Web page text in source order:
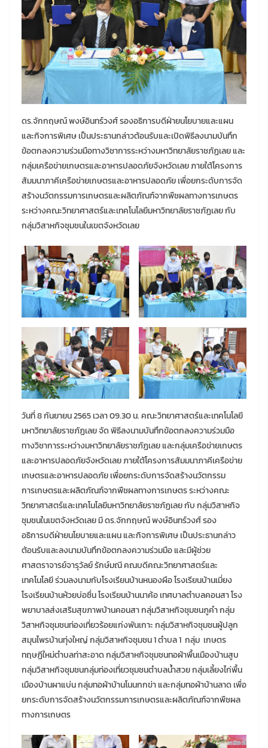
ดร.จักกฤษณ์ พงษ์อินทร์วงศ์ รองอธิการบดีฝ่ายนโยบายและแผน
และกิจการพิเศษ เป็นประธานกล่าวต้อนรับและเปิดพิธีลงนามบันทึก
ข้อตกลงความร่วมมือทางวิชาการระหว่างมหาวิทยาลัยราชภัฏเลย และ
กลุ่มเครือข่ายเกษตรและอาหารปลอดภัยจังหวัดเลย ภายใต้โครงการ
สัมมนาภาคีเครือข่ายเกษตรและอาหารปลอดภัย เพื่อยกระดับการจัด
สร้างนวัตกรรมการเกษตรและผลิตภัณฑ์จากพืชผลทางการเกษตร
ระหว่างคณะวิทยาศาสตร์และเทคโนโลยีมหาวิทยาลัยราชภัฏเลย กับ
กลุ่มวิสาหกิจชุมชนในเขตจังหวัดเลย
วันที่ 8 กันยายน 2565 เวลา 09.30 น. คณะวิทยาศาสตร์และเทคโนโลยี
มหาวิทยาลัยราชภัฏเลย จัด พิธีลงนามบันทึกข้อตกลงความร่วมมือ
ทางวิชาการระหว่างมหาวิทยาลัยราชภัฏเลย และกลุ่มเครือข่ายเกษตร
และอาหารปลอดภัยจังหวัดเลย ภายใต้โครงการสัมมนาภาคีเครือข่าย
เกษตรและอาหารปลอดภัย เพื่อยกระดับการจัดสร้างนวัตกรรม
การเกษตรและผลิตภัณฑ์จากพืชผลทางการเกษตร ระหว่างคณะ
วิทยาศาสตร์และเทคโนโลยีมหาวิทยาลัยราชภัฏเลย กับ กลุ่มวิสาหกิจ
ชุมชนในเขตจังหวัดเลย มี ดร.จักกฤษณ์ พงษ์อินทร์วงศ์ รอง
อธิการบดีฝ่ายนโยบายและแผน และกิจการพิเศษ เป็นประธานกล่าว
ต้อนรับและลงนามบันทึกข้อตกลงความร่วมมือ และมีผู้ช่วย
ศาสตราจารย์จารุวัลย์ รักษ์มณี คณบดีคณะวิทยาศาสตร์และ
เทคโนโลยี ร่วมลงนามกับโรงเรียนบ้านหนองผือ โรงเรียนบ้านเมี่ยง
โรงเรียนบ้านห้วยบ่อซื่น โรงเรียนบ้านนาค้อ เทศบาลตำบลคอนสา โรง
พยาบาลส่งเสริมสุขภาพบ้านคอนสา กลุ่มวิสาหกิจชุมชนภูคำ กลุ่ม
วิสาหกิจชุมชนท่องเที่ยวร้อยแก่งพันเกาะ กลุ่มวิสาหกิจชุมชนผู้ปลูก
สมุนไพรบ้านทุ่งใหญ่ กลุ่มวิสาหกิจชุมชน 1 ตำบล 1 กลุ่ม เกษตร
ทฤษฏีใหม่ตำบลท่าสะอาด กลุ่มวิสาหกิจชุมชนทอผ้าพื้นเมืองบ้านสูบ
กลุ่มวิสาหกิจชุมชนกลุ่มท่องเที่ยวชุมชนตำบลน้ำสวย กลุ่มเลี้ยงไก่พื้น
เมืองบ้านผาแบ่น กลุ่มทอผ้าบ้านโนนกกข่า และกลุ่มทอผ้าบ้านลาด เพื่อ
ยกระดับการจัดสร้างนวัตกรรมการเกษตรและผลิตภัณฑ์จากพืชผล
ทางการเกษตร